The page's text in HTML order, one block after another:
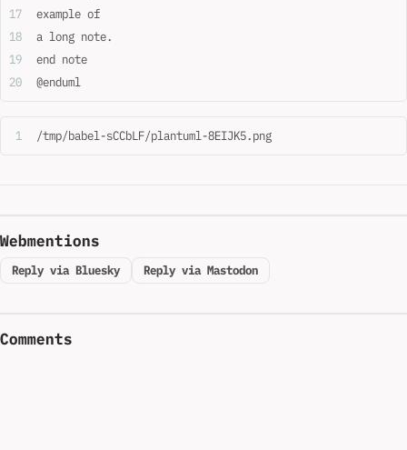
example of
a long note.
end note
@enduml
/tmp/babel-sCCbLF/plantuml-8EIJK5.png
Webmentions
Reply via Bluesky Reply via Mastodon
Comments